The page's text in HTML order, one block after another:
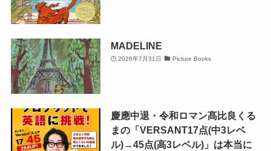
MADELINE
2026年7月31日 Picture Books
慶應中退・令和ロマン髙比良くる
まの「VERSANT17点(中3レベ
ル)→45点(高3レベル)」は本当に